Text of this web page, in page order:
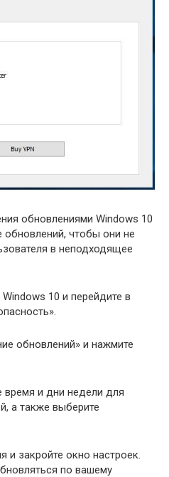
обновлениями Windows 10
чтобы они не
в неподходящее
10 и перейдите в
обновлений» и нажмите
время и дни недели для
а также выберите
и закройте окно настроек.
по вашему